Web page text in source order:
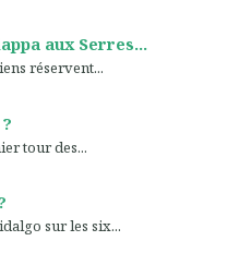
aux Serres...
réservent...
tour des...
sur les six...